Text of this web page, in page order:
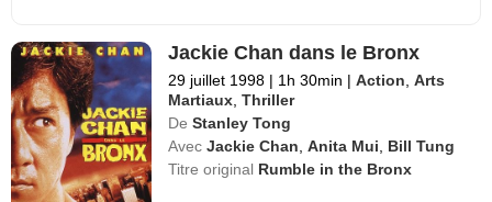
Jackie Chan dans le Bronx
29 juillet 1998 | 1h 30min | Action ,Arts
Martiaux ,Thriller
De Stanley Tong
Avec Jackie Chan ,Anita Mui
Bill Tung
Titre original Rumble in the Bronx